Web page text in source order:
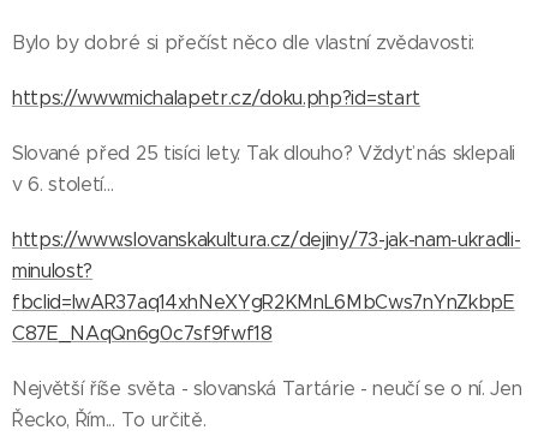
Bylo by dobré si přečíst něco dle vlastní zvědavosti:
https://www.michalapetr.cz/doku.php?id=start
Slované před 25 tisíci lety. Tak dlouho? Vždyť nás sklepali
v 6. století...
https://www.slovanskakultura.cz/dejiny/73-jak-nam-ukradli-
minulost?
fbclid=IwAR37aq14xhNeXYgR2KMnL6MbCws7nYnZkbpE
C87E_NAqQn6g0c7sf9fwf18
Největší říše světa - slovanská Tartárie - neučí se o ní. Jen
Řecko, Řím... To určitě.